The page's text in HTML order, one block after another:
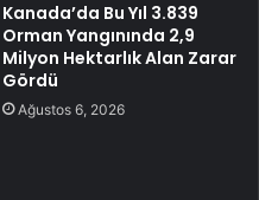
Kanada’da Bu Yıl 3.839
Orman Yangınında 2,9
Milyon Hektarlık Alan Zarar
Gördü
Ağustos 6, 2026